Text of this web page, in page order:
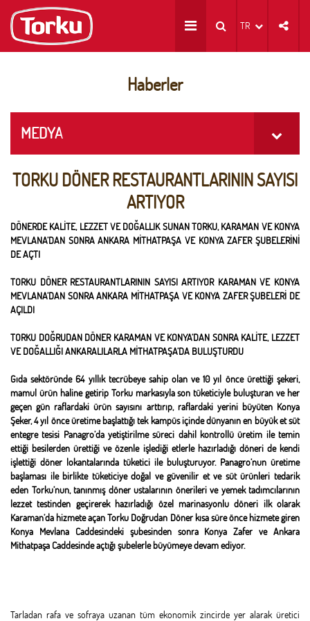
TR
Haberler
MEDYA
TORKU DÖNER RESTAURANTLARININ SAYISI
ARTIYOR
DÖNERDE KALİTE, LEZZET VE DOĞALLIK SUNAN TORKU, KARAMAN VE KONYA
MEVLANA’DAN SONRA ANKARA MİTHATPAŞA VE KONYA ZAFER ŞUBELERİNİ
DE AÇTI
TORKU DÖNER RESTAURANTLARININ SAYISI ARTIYOR KARAMAN VE KONYA
MEVLANA’DAN SONRA ANKARA MİTHATPAŞA VE KONYA ZAFER ŞUBELERİ DE
AÇILDI
TORKU DOĞRUDAN DÖNER KARAMAN VE KONYA’DAN SONRA KALİTE, LEZZET
VE DOĞALLIĞI ANKARALILARLA MİTHATPAŞA’DA BULUŞTURDU
Gıda sektöründe 64 yıllık tecrübeye sahip olan ve 10 yıl önce ürettiği şekeri,
mamul ürün haline getirip Torku markasıyla son tüketiciyle buluşturan ve her
geçen gün raflardaki ürün sayısını arttırıp, raflardaki yerini büyüten Konya
Şeker, 4 yıl önce üretime başlattığı tek kampüs içinde dünyanın en büyük et süt
entegre tesisi Panagro’da yetiştirilme süreci dahil kontrollü üretim ile temin
ettiği besilerden ürettiği ve özenle işlediği etlerle hazırladığı döneri de kendi
işlettiği döner lokantalarında tüketici ile buluşturuyor. Panagro’nun üretime
başlaması ile birlikte tüketiciye doğal ve güvenilir et ve süt ürünleri tedarik
eden Torku’nun, tanınmış döner ustalarının önerileri ve yemek tadımcılarının
lezzet testinden geçirerek hazırladığı özel marinasyonlu döneri ilk olarak
Karaman’da hizmete açan Torku Doğrudan Döner kısa süre önce hizmete giren
Konya Mevlana Caddesindeki şubesinden sonra Konya Zafer ve Ankara
Mithatpaşa Caddesinde açtığı şubelerle büyümeye devam ediyor.
Tarladan rafa ve sofraya uzanan tüm ekonomik zincirde yer alarak üretici